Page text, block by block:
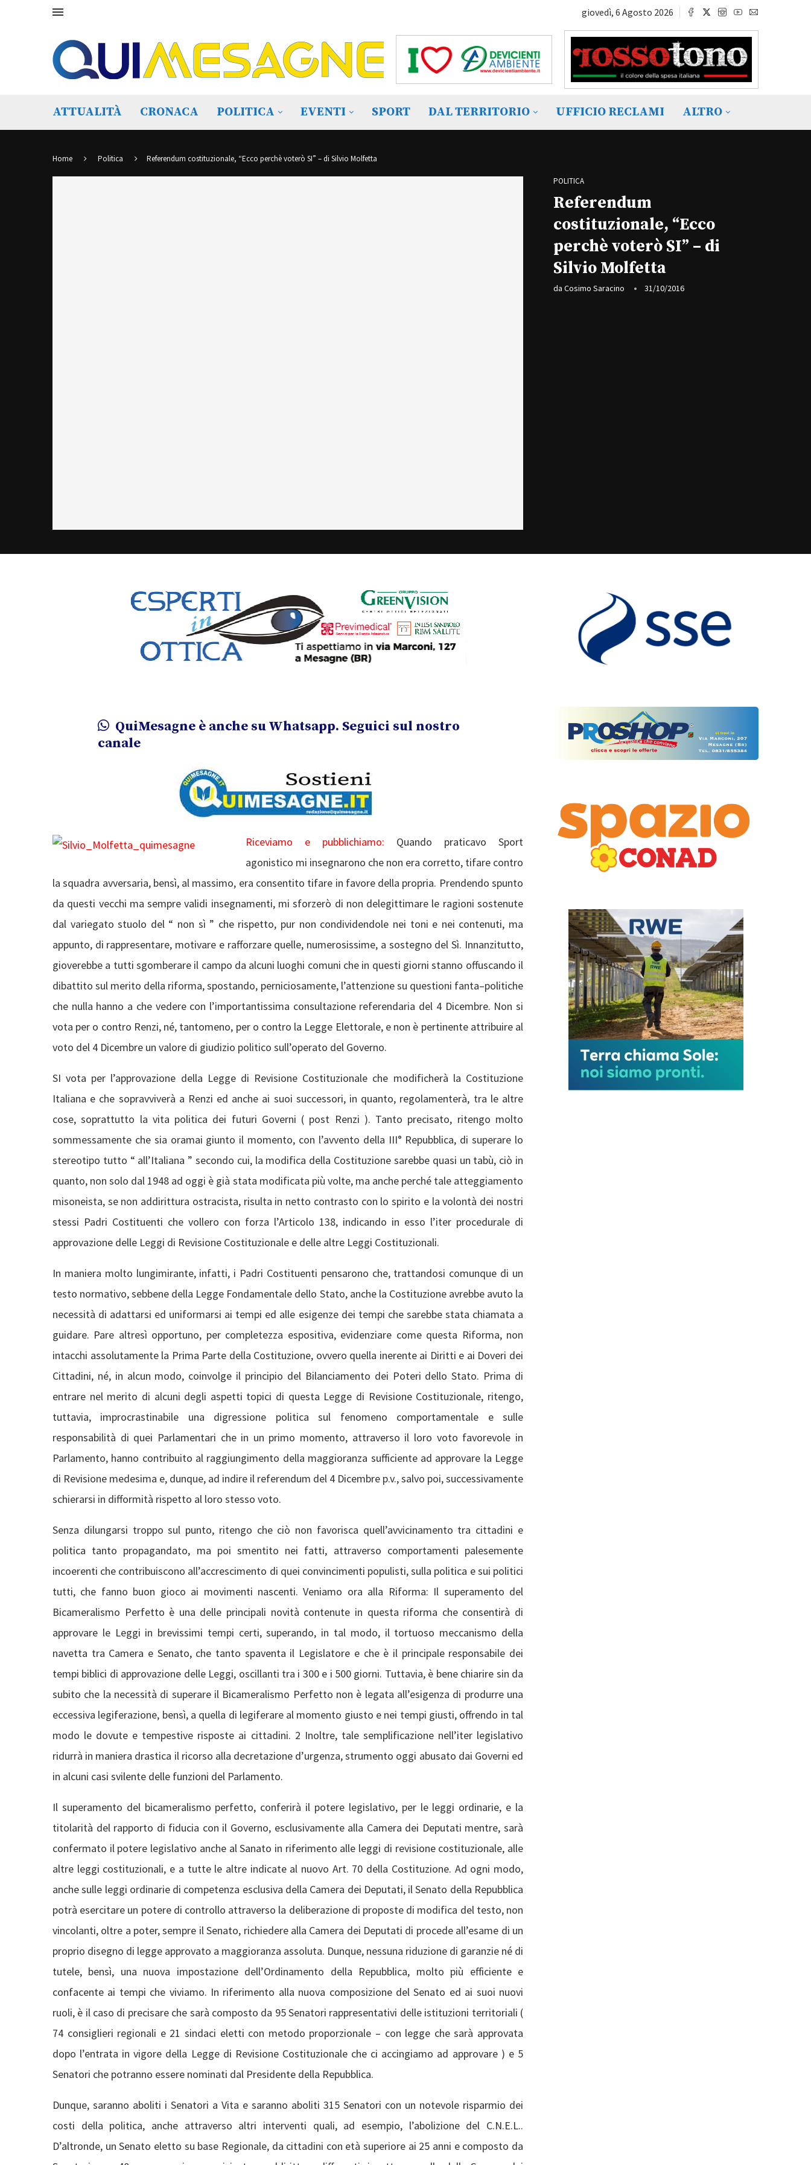
giovedì, 6 Agosto 2026
ATTUALITÀ CRONACA POLITICA EVENTI SPORT DAL TERRITORIO UFFICIO RECLAMI ALTRO
Home Politica Referendum costituzionale, “Ecco perchè voterò SI” – di Silvio Molfetta
POLITICA
Referendum
costituzionale, “Ecco
perchè voterò SI” – di
Silvio Molfetta
da Cosimo Saracino 31/10/2016
QuiMesagne è anche su Whatsapp. Seguici sul nostro
canale
Riceviamo e pubblichiamo: Quando praticavo Sport
agonistico mi insegnarono che non era corretto, tifare contro
la squadra avversaria, bensì, al massimo, era consentito tifare in favore della propria. Prendendo spunto
da questi vecchi ma sempre validi insegnamenti, mi sforzerò di non delegittimare le ragioni sostenute
dal variegato stuolo del “ non sì ” che rispetto, pur non condividendole nei toni e nei contenuti, ma
appunto, di rappresentare, motivare e rafforzare quelle, numerosissime, a sostegno del Sì. Innanzitutto,
gioverebbe a tutti sgomberare il campo da alcuni luoghi comuni che in questi giorni stanno offuscando il
dibattito sul merito della riforma, spostando, perniciosamente, l’attenzione su questioni fanta–politiche
che nulla hanno a che vedere con l’importantissima consultazione referendaria del 4 Dicembre. Non si
vota per o contro Renzi, né, tantomeno, per o contro la Legge Elettorale, e non è pertinente attribuire al
voto del 4 Dicembre un valore di giudizio politico sull’operato del Governo.
SI vota per l’approvazione della Legge di Revisione Costituzionale che modificherà la Costituzione
Italiana e che sopravviverà a Renzi ed anche ai suoi successori, in quanto, regolamenterà, tra le altre
cose, soprattutto la vita politica dei futuri Governi ( post Renzi ). Tanto precisato, ritengo molto
sommessamente che sia oramai giunto il momento, con l’avvento della III° Repubblica, di superare lo
stereotipo tutto “ all’Italiana ” secondo cui, la modifica della Costituzione sarebbe quasi un tabù, ciò in
quanto, non solo dal 1948 ad oggi è già stata modificata più volte, ma anche perché tale atteggiamento
misoneista, se non addirittura ostracista, risulta in netto contrasto con lo spirito e la volontà dei nostri
stessi Padri Costituenti che vollero con forza l’Articolo 138, indicando in esso l’iter procedurale di
approvazione delle Leggi di Revisione Costituzionale e delle altre Leggi Costituzionali.
In maniera molto lungimirante, infatti, i Padri Costituenti pensarono che, trattandosi comunque di un
testo normativo, sebbene della Legge Fondamentale dello Stato, anche la Costituzione avrebbe avuto la
necessità di adattarsi ed uniformarsi ai tempi ed alle esigenze dei tempi che sarebbe stata chiamata a
guidare. Pare altresì opportuno, per completezza espositiva, evidenziare come questa Riforma, non
intacchi assolutamente la Prima Parte della Costituzione, ovvero quella inerente ai Diritti e ai Doveri dei
Cittadini, né, in alcun modo, coinvolge il principio del Bilanciamento dei Poteri dello Stato. Prima di
entrare nel merito di alcuni degli aspetti topici di questa Legge di Revisione Costituzionale, ritengo,
tuttavia, improcrastinabile una digressione politica sul fenomeno comportamentale e sulle
responsabilità di quei Parlamentari che in un primo momento, attraverso il loro voto favorevole in
Parlamento, hanno contribuito al raggiungimento della maggioranza sufficiente ad approvare la Legge
di Revisione medesima e, dunque, ad indire il referendum del 4 Dicembre p.v., salvo poi, successivamente
schierarsi in difformità rispetto al loro stesso voto.
Senza dilungarsi troppo sul punto, ritengo che ciò non favorisca quell’avvicinamento tra cittadini e
politica tanto propagandato, ma poi smentito nei fatti, attraverso comportamenti palesemente
incoerenti che contribuiscono all’accrescimento di quei convincimenti populisti, sulla politica e sui politici
tutti, che fanno buon gioco ai movimenti nascenti. Veniamo ora alla Riforma: Il superamento del
Bicameralismo Perfetto è una delle principali novità contenute in questa riforma che consentirà di
approvare le Leggi in brevissimi tempi certi, superando, in tal modo, il tortuoso meccanismo della
navetta tra Camera e Senato, che tanto spaventa il Legislatore e che è il principale responsabile dei
tempi biblici di approvazione delle Leggi, oscillanti tra i 300 e i 500 giorni. Tuttavia, è bene chiarire sin da
subito che la necessità di superare il Bicameralismo Perfetto non è legata all’esigenza di produrre una
eccessiva legiferazione, bensì, a quella di legiferare al momento giusto e nei tempi giusti, offrendo in tal
modo le dovute e tempestive risposte ai cittadini. 2 Inoltre, tale semplificazione nell’iter legislativo
ridurrà in maniera drastica il ricorso alla decretazione d’urgenza, strumento oggi abusato dai Governi ed
in alcuni casi svilente delle funzioni del Parlamento.
Il superamento del bicameralismo perfetto, conferirà il potere legislativo, per le leggi ordinarie, e la
titolarità del rapporto di fiducia con il Governo, esclusivamente alla Camera dei Deputati mentre, sarà
confermato il potere legislativo anche al Sanato in riferimento alle leggi di revisione costituzionale, alle
altre leggi costituzionali, e a tutte le altre indicate al nuovo Art. 70 della Costituzione. Ad ogni modo,
anche sulle leggi ordinarie di competenza esclusiva della Camera dei Deputati, il Senato della Repubblica
potrà esercitare un potere di controllo attraverso la deliberazione di proposte di modifica del testo, non
vincolanti, oltre a poter, sempre il Senato, richiedere alla Camera dei Deputati di procede all’esame di un
proprio disegno di legge approvato a maggioranza assoluta. Dunque, nessuna riduzione di garanzie né di
tutele, bensì, una nuova impostazione dell’Ordinamento della Repubblica, molto più efficiente e
confacente ai tempi che viviamo. In riferimento alla nuova composizione del Senato ed ai suoi nuovi
ruoli, è il caso di precisare che sarà composto da 95 Senatori rappresentativi delle istituzioni territoriali (
74 consiglieri regionali e 21 sindaci eletti con metodo proporzionale – con legge che sarà approvata
dopo l’entrata in vigore della Legge di Revisione Costituzionale che ci accingiamo ad approvare ) e 5
Senatori che potranno essere nominati dal Presidente della Repubblica.
Dunque, saranno aboliti i Senatori a Vita e saranno aboliti 315 Senatori con un notevole risparmio dei
costi della politica, anche attraverso altri interventi quali, ad esempio, l’abolizione del C.N.E.L..
D’altronde, un Senato eletto su base Regionale, da cittadini con età superiore ai 25 anni e composto da